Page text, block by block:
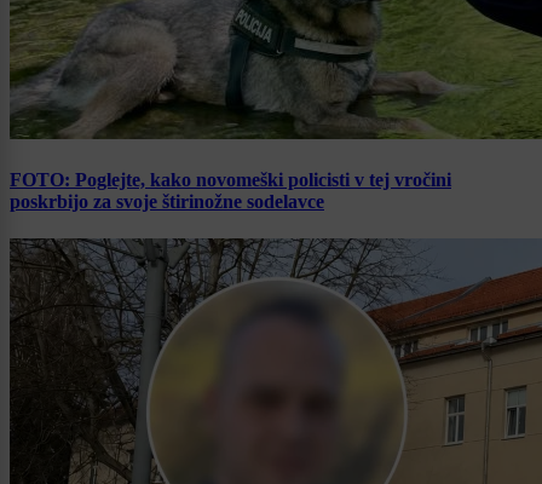
FOTO: Poglejte, kako novomeški policisti v tej vročini
poskrbijo za svoje štirinožne sodelavce